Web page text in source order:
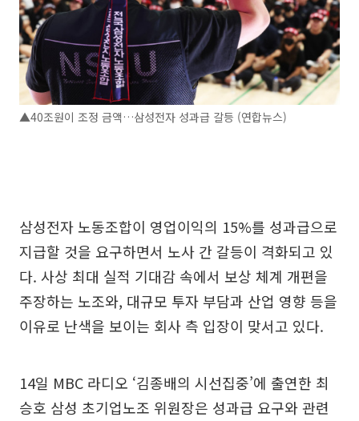
▲40조원이 조정 금액…삼성전자 성과급 갈등 (연합뉴스)
삼성전자 노동조합이 영업이익의 15%를 성과급으로
지급할 것을 요구하면서 노사 간 갈등이 격화되고 있
다. 사상 최대 실적 기대감 속에서 보상 체계 개편을
주장하는 노조와, 대규모 투자 부담과 산업 영향 등을
이유로 난색을 보이는 회사 측 입장이 맞서고 있다.
14일 MBC 라디오 ‘김종배의 시선집중’에 출연한 최
승호 삼성 초기업노조 위원장은 성과급 요구와 관련